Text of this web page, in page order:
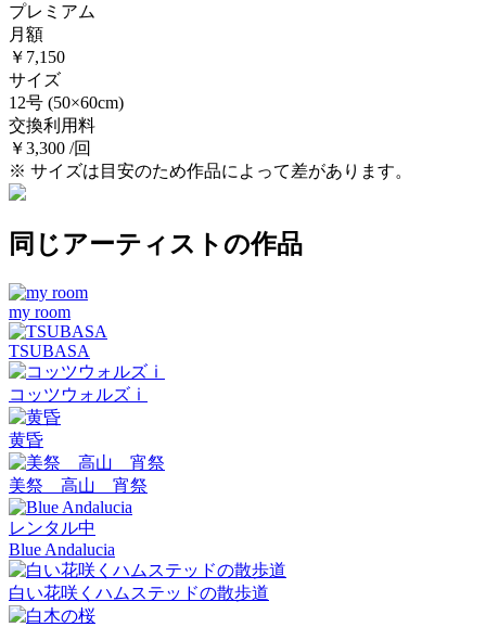
プレミアム
月額
￥7,150
サイズ
12号 (50×60cm)
交換利用料
￥3,300 /回
※ サイズは目安のため作品によって差があります。
同じアーティストの作品
my room
TSUBASA
コッツウォルズⅰ
黄昏
美祭 高山 宵祭
レンタル中
Blue Andalucia
白い花咲くハムステッドの散歩道